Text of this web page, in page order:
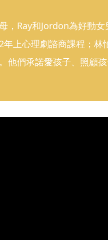
，Ray和Jordon為好動女
年上心理劇諮商課程；林
他們承諾愛孩子、照顧